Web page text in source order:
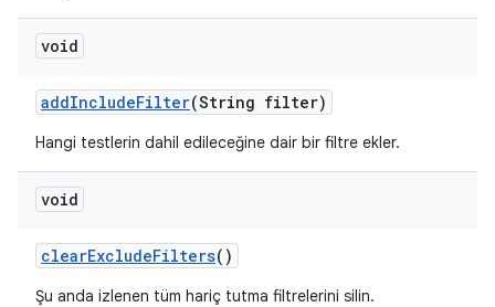
void
addIncludeFilter(String filter)
Hangi testlerin dahil edileceğine dair bir filtre ekler.
void
clearExcludeFilters()
Şu anda izlenen tüm hariç tutma filtrelerini silin.